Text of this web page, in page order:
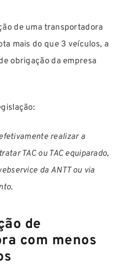
de uma transportadora
mais do que 3 veículos, a
obrigação da empresa
realizar a
TAC ou TAC equiparado,
da ANTT ou via
de
com menos